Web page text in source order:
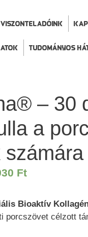
VISZONTELADÓINK
Tudományos
– 30
a
számára
FtCurrent
is:
15
Bioaktív
porcszövet célzott